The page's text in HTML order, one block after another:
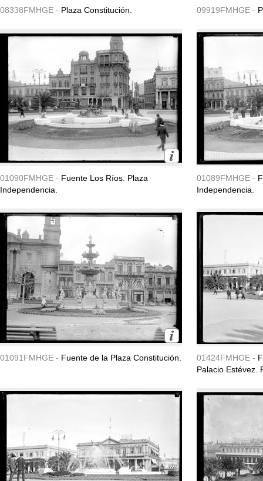
08338FMHGE - Plaza Constitución. 09919FMHGE -
01090FMHGE - Fuente Los Ríos. Plaza
Independencia.
01089FMHGE -
Independencia.
01091FMHGE - Fuente de la Plaza Constitución. 01424FMHGE -
Palacio Estévez.